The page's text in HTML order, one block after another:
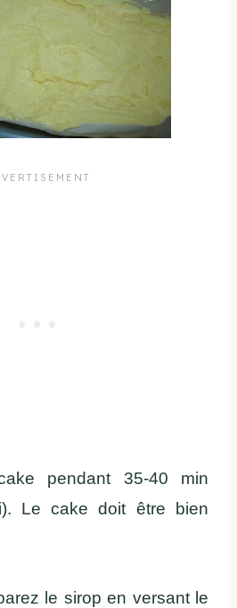
pendant 35-40 min
Le cake doit être bien
le sirop en versant le